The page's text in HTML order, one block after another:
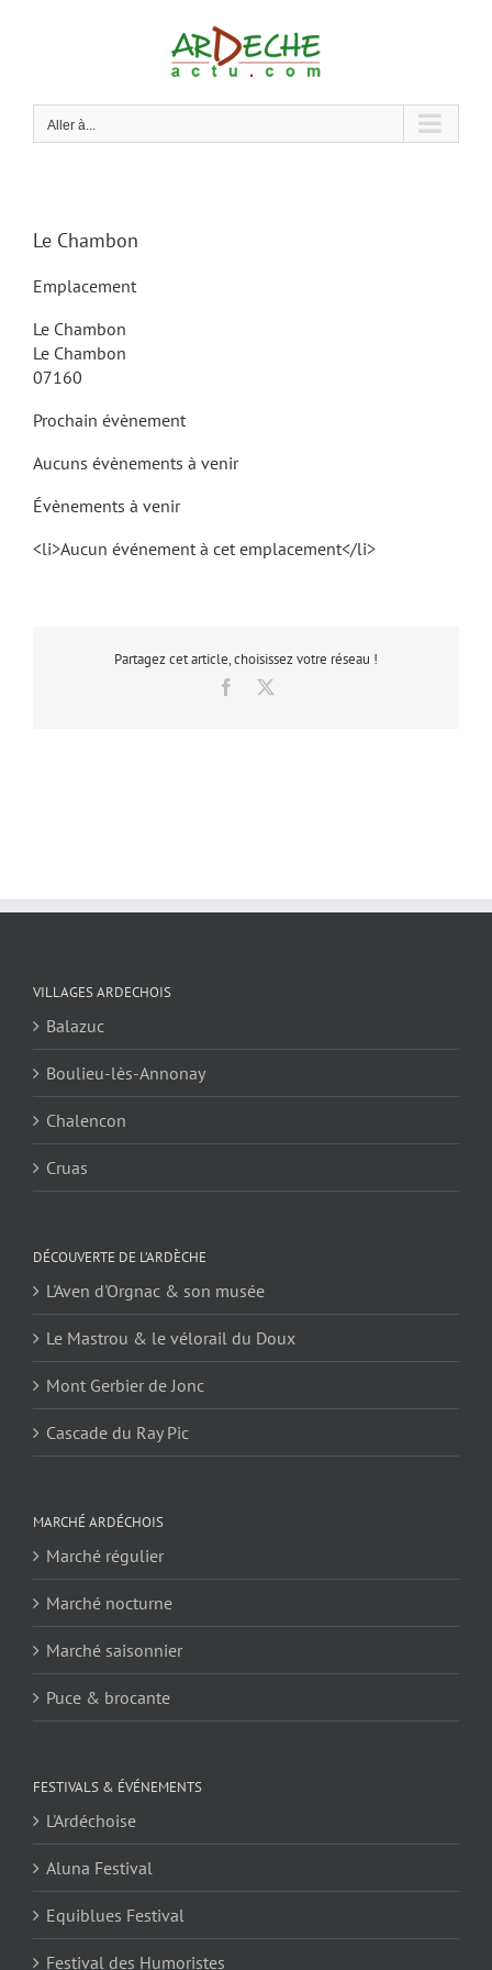
Aller à...
Le Chambon
Emplacement
Le Chambon
Le Chambon
07160
Prochain évènement
Aucuns évènements à venir
Évènements à venir
<li>Aucun événement à cet emplacement</li>
Partagez cet article, choisissez votre réseau !
Facebook
VILLAGES ARDECHOIS
Balazuc
Boulieu-lès-Annonay
Chalencon
Cruas
DÉCOUVERTE DE L’ARDÈCHE
L'Aven d'Orgnac & son musée
Le Mastrou & le vélorail du Doux
Mont Gerbier de Jonc
Cascade du Ray Pic
MARCHÉ ARDÉCHOIS
Marché régulier
Marché nocturne
Marché saisonnier
Puce & brocante
FESTIVALS & ÉVÉNEMENTS
L'Ardéchoise
Aluna Festival
Equiblues Festival
Festival des Humoristes